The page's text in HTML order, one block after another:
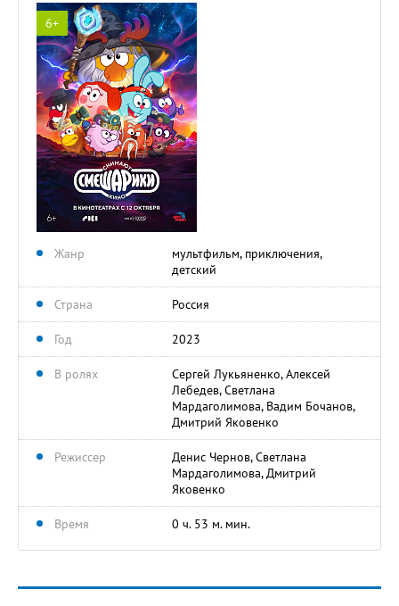
6+
Жанр
мультфильм, приключения,
детский
Страна Россия
Год 2023
В ролях
Сергей Лукьяненко, Алексей
Лебедев, Светлана
Мардаголимова, Вадим Бочанов,
Дмитрий Яковенко
Режиссер
Денис Чернов, Светлана
Мардаголимова, Дмитрий
Яковенко
Время 0 ч. 53 м. мин.